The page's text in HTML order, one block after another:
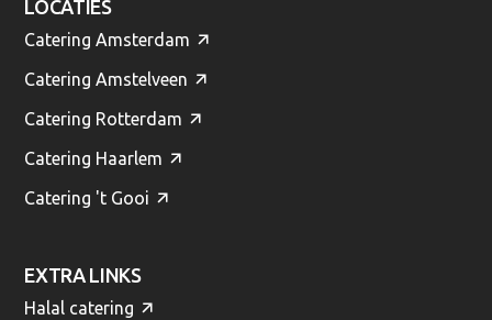
LOCATIES
Catering Amsterdam
Catering Amstelveen
Catering Rotterdam
Catering Haarlem
Catering 't Gooi
EXTRA LINKS
Halal catering